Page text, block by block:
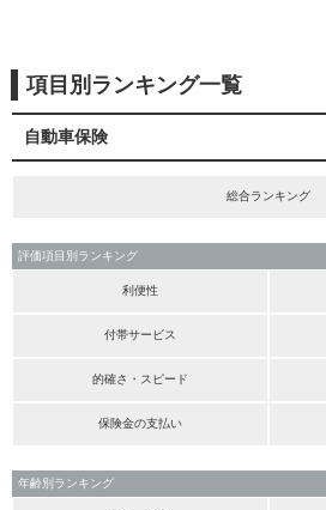
項目別ランキング一覧
自動車保険
総合ランキング
評価項目別ランキング
利便性
付帯サービス
的確さ・スピード
保険金の支払い
年齢別ランキング